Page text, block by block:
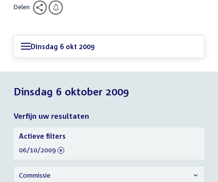
Delen
Dinsdag 6 okt 2009
Dinsdag 6 oktober 2009
Verfijn uw resultaten
Verfijn
uw
resultaten
Actieve filters
verwijder
06/10/2009
Commissie